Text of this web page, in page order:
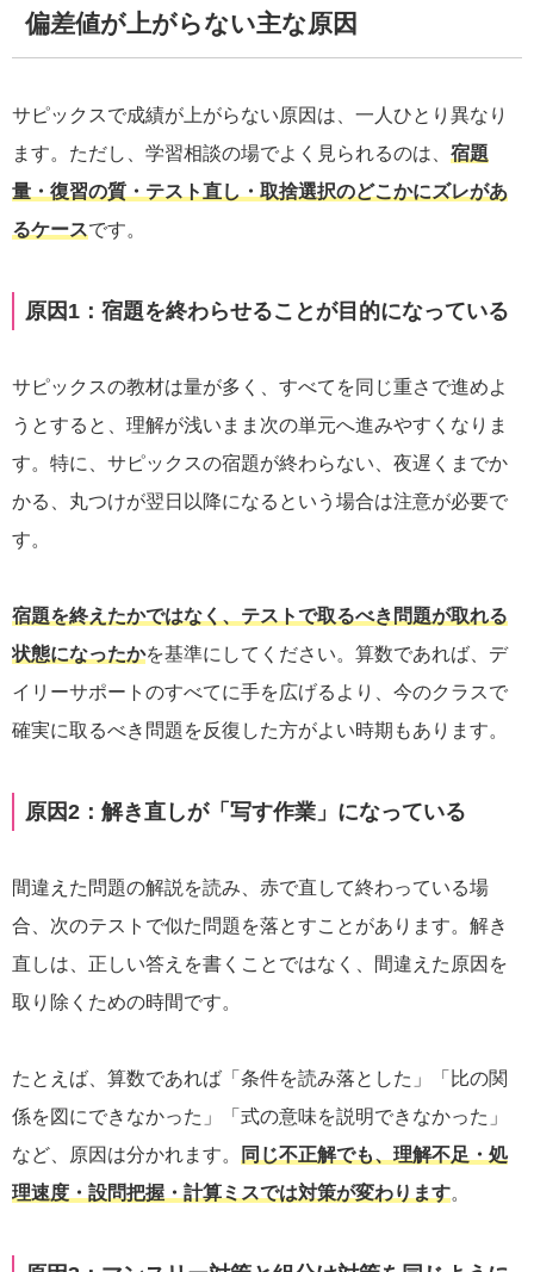
偏差値が上がらない主な原因
サピックスで成績が上がらない原因は、一人ひとり異なり
ます。ただし、学習相談の場でよく見られるのは、 宿題
量・復習の質・テスト直し・取捨選択のどこかにズレがあ
るケースです。
原因1：宿題を終わらせることが目的になっている
サピックスの教材は量が多く、すべてを同じ重さで進めよ
うとすると、理解が浅いまま次の単元へ進みやすくなりま
す。特に、サピックスの宿題が終わらない、夜遅くまでか
かる、丸つけが翌日以降になるという場合は注意が必要で
す。
宿題を終えたかではなく、テストで取るべき問題が取れる
状態になったかを基準にしてください。算数であれば、デ
イリーサポートのすべてに手を広げるより、今のクラスで
確実に取るべき問題を反復した方がよい時期もあります。
原因2：解き直しが「写す作業」になっている
間違えた問題の解説を読み、赤で直して終わっている場
合、次のテストで似た問題を落とすことがあります。解き
直しは、正しい答えを書くことではなく、間違えた原因を
取り除くための時間です。
たとえば、算数であれば「条件を読み落とした」「比の関
係を図にできなかった」「式の意味を説明できなかった」
など、原因は分かれます。
同じ不正解でも、理解不足・処
理速度・設問把握・計算ミスでは対策が変わります。